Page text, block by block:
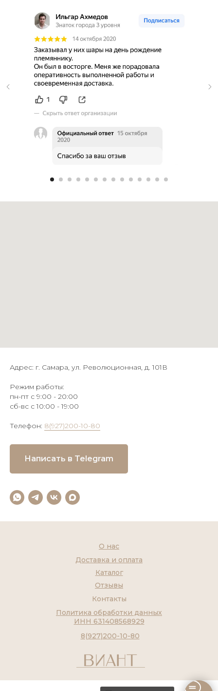
Адрес: г. Самара, ул. Революционная, д. 101В
Режим работы:
пн-пт с 9:00 - 20:00
сб-вс с 10:00 - 19:00
Телефон: 8(927)200-10-80
Написать в Telegram
Контакты
8(927)200-10-80
Каталог
О нас
Доставка и оплата
Отзывы
Политика обработки данных
ИНН 631408568929